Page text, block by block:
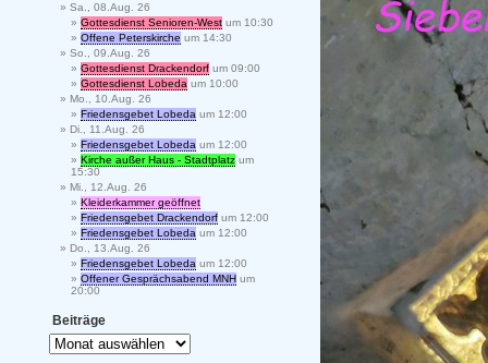
Sa., 08.Aug. 26
Gottesdienst Senioren-West um 10:30
Offene Peterskirche um 14:30
So., 09.Aug. 26
Gottesdienst Drackendorf um 09:00
Gottesdienst Lobeda um 10:00
Mo., 10.Aug. 26
Friedensgebet Lobeda um 12:00
Di., 11.Aug. 26
Friedensgebet Lobeda um 12:00
Kirche außer Haus - Stadtplatz um
15:30
Mi., 12.Aug. 26
Kleiderkammer geöffnet
Friedensgebet Drackendorf um 12:00
Friedensgebet Lobeda um 12:00
Do., 13.Aug. 26
Friedensgebet Lobeda um 12:00
Offener Gesprächsabend MNH um
20:00
Beiträge